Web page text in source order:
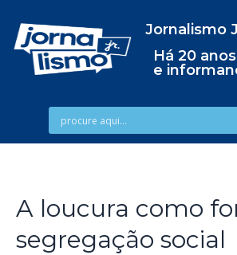
Jornalismo
Há 20
e
A loucura como
segregação social